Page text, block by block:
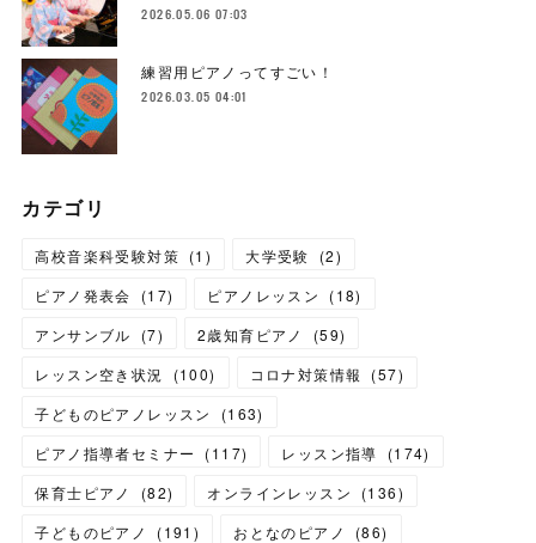
2026.05.06 07:03
練習用ピアノってすごい！
2026.03.05 04:01
カテゴリ
高校音楽科受験対策 (1 ) 大学受験 (2)
ピアノ発表会
(17) ピアノレッスン (18)
アンサンブル
(7) 2歳知育ピアノ (59)
レッスン空き状況
(100) コロナ対策情報 (57)
子どものピアノレッスン
(163)
ピアノ指導者セミナー
(117) レッスン指導 (174)
保育士ピアノ
(82) オンラインレッスン (136)
子どものピアノ
(191 ) おとなのピアノ (86)